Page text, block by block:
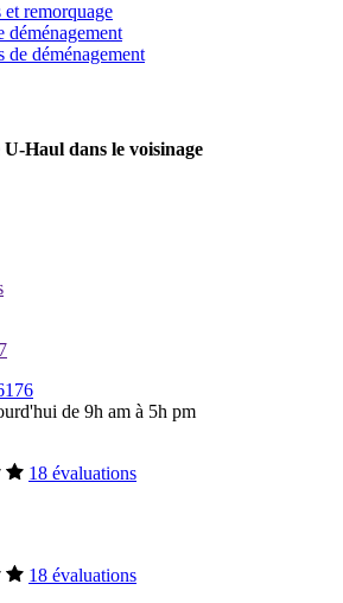
et remorquage
déménagement
de déménagement
Haul dans le voisinage
de 9h am à 5h pm
18 évaluations
18 évaluations